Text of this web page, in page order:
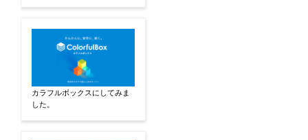
カラフルボックスにしてみま
した。